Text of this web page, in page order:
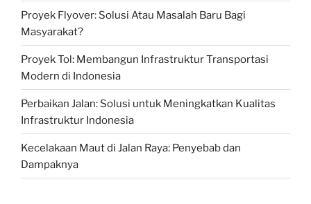
Proyek Flyover: Solusi Atau Masalah Baru Bagi
Masyarakat?
Proyek Tol: Membangun Infrastruktur Transportasi
Modern di Indonesia
Perbaikan Jalan: Solusi untuk Meningkatkan Kualitas
Infrastruktur Indonesia
Kecelakaan Maut di Jalan Raya: Penyebab dan
Dampaknya